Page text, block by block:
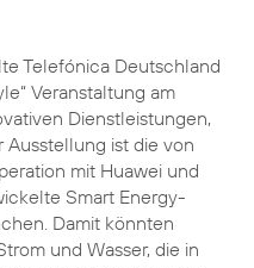
Telefónica Deutschland
Veranstaltung am
Dienstleistungen,
Ausstellung ist die von
mit Huawei und
Smart Energy-
Damit könnten
und Wasser, die in